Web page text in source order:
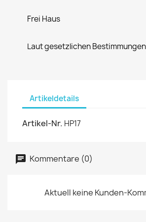
Frei Haus
Laut gesetzlichen Bestimmungen
Artikeldetails
Artikel-Nr. HP17
Kommentare (0)
Aktuell keine Kunden-